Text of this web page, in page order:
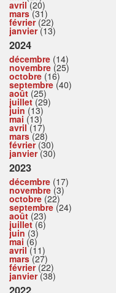
avril(20)
mars(31)
février(22)
janvier(13)
2024
décembre (14)
novembre (25)
octobre (16)
septembre (40)
août (25)
juillet(29)
juin (13)
mai (13)
avril(17)
mars(28)
février(30)
janvier(30)
2023
décembre (17)
novembre (3)
octobre (22)
septembre (24)
août (23)
juillet(6)
juin (3)
mai (6)
avril(11)
mars(27)
février(22)
janvier(38)
2022